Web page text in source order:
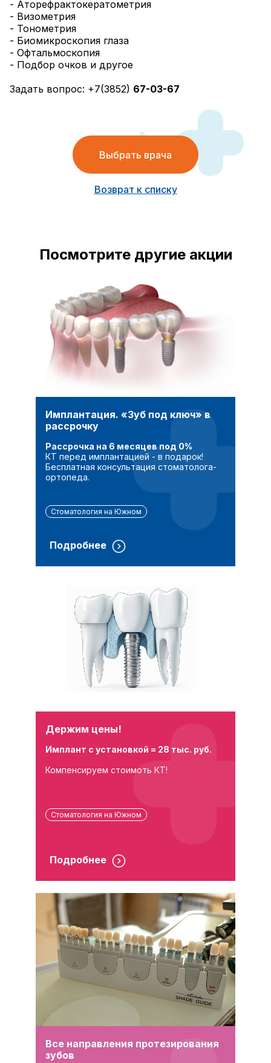
- Аторефрактокератометрия
- Визометрия
- Тонометрия
- Биомикроскопия глаза
- Офтальмоскопия
- Подбор очков и другое
Задать вопрос: +7(3852) 67-03-67
Выбрать врача
Возврат к списку
Посмотрите другие акции
Имплантация. «Зуб под ключ» в
рассрочку
Рассрочка на 6 месяцев под 0%
КТ перед имплантацией - в подарок!
Бесплатная консультация стоматолога-
ортопеда.
Стоматология на Южном
Подробнее
Держим цены!
Имплант с установкой = 28 тыс. руб.
Компенсируем стоимоть КТ!
Стоматология на Южном
Подробнее
Все направления протезирования
зубов